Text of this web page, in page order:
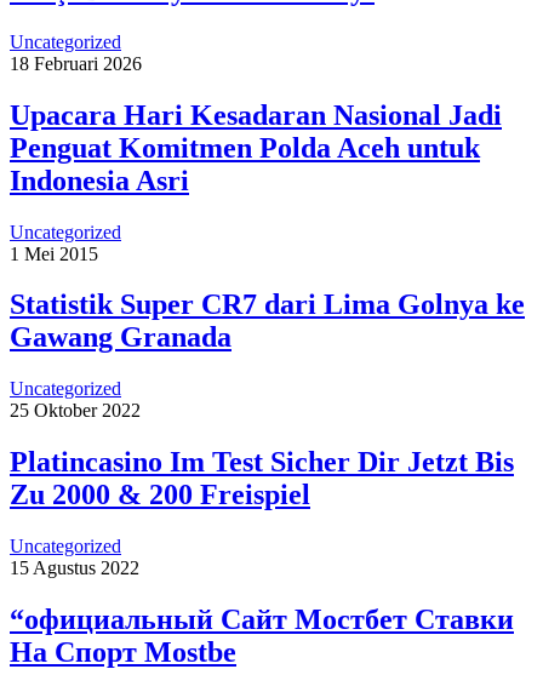
Uncategorized
18 Februari 2026
Upacara Hari Kesadaran Nasional Jadi
Penguat Komitmen Polda Aceh untuk
Indonesia Asri
Uncategorized
1 Mei 2015
Statistik Super CR7 dari Lima Golnya ke
Gawang Granada
Uncategorized
25 Oktober 2022
Platincasino Im Test Sicher Dir Jetzt Bis
Zu 2000 & 200 Freispiel
Uncategorized
15 Agustus 2022
“официальный Сайт Мостбет Ставки
На Спорт Mostbe